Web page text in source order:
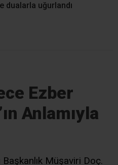
dualarla uğurlandı
Ezber
Anlamıyla
Başkanlık Müşaviri Doç.